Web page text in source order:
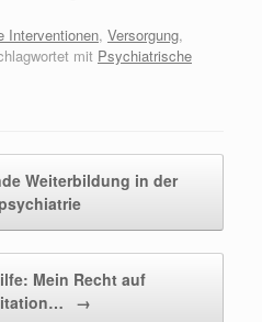
Interventionen, Versorgung,
mit Psychiatrische
Weiterbildung in der
Mein Recht auf
→